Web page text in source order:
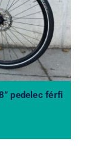
pedelec férfi